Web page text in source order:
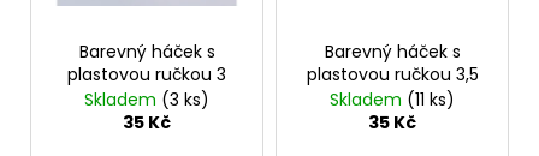
Barevný háček s
plastovou ručkou 3
Skladem (3 ks)
35 Kč
Barevný háček s
plastovou ručkou 3,5
Skladem (11 ks)
35 Kč